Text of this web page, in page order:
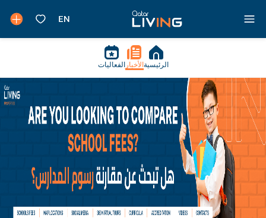
الرئيسية الأخبار الفعاليات